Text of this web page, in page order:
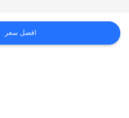
الموقع
افضل سعر